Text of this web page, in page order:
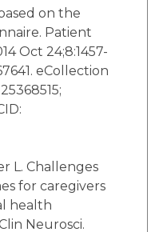
on the
Patient
Oct 24;8:1457-
eCollection
L. Challenges
for caregivers
health
Neurosci.